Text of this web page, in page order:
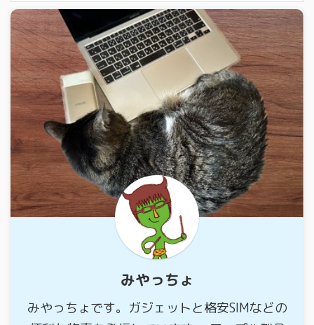
みやっちょ
みやっちょです。ガジェットと格安SIMなどの